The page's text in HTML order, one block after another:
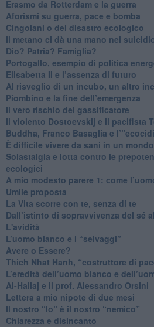
​Erasmo da Rotterdam e la guerra
​Aforismi su guerra, pace e bomba
Cingolani o del disastro ecologico
​Il metano ci dà una mano nel
​Dio? Patria? Famiglia?
Portogallo, esempio di politica
​Elisabetta II e l’assenza di futuro
Al risveglio di un incubo, un altro
​Piombino e la fine dell’emergenza
​Il vero rischio del gassificatore
​Il violento Dostoevskij e il pacifista
​Buddha, Franco Basaglia e
​È difficile vivere da sani in un
Solastalgia e lotta contro le
ecologici
​A mio modesto parere 1: come
​Umile proposta
​La Vita scorre con te, senza di te
​Dall’istinto di sopravvivenza del sé
L'avidità
​L’uomo bianco e i “selvaggi”
​Avere o Essere?
​Thich Nhat Hanh, “costruttore di
​L’eredità dell’uomo bianco e
Al-Hallaj e il prof. Alessandro Orsini
​Lettera a mio nipote di due mesi
​Il nostro “Io” è il nostro “nemico”
​Chiarezza e disincanto